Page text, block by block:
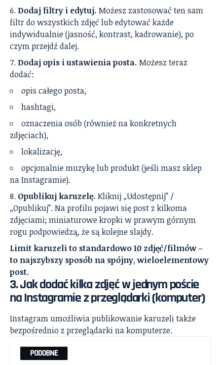
Dodaj filtry i edytuj. Możesz zastosować ten sam
filtr do wszystkich zdjęć lub edytować każde
indywidualnie (jasność, kontrast, kadrowanie), po
czym przejdź dalej.
Dodaj opis i ustawienia posta. Możesz teraz
dodać:
opis całego posta,
hashtagi,
oznaczenia osób (również na konkretnych
zdjęciach),
lokalizację,
opcjonalnie muzykę lub produkt (jeśli masz sklep
na Instagramie).
Opublikuj karuzelę. Kliknij „Udostępnij” /
„Opublikuj”. Na profilu pojawi się post z kilkoma
zdjęciami; miniaturowe kropki w prawym górnym
rogu podpowiedzą, że są kolejne slajdy.
Limit karuzeli to standardowo 10 zdjęć/filmów –
to najszybszy sposób na spójny, wieloelementowy
post.
3. Jak dodać kilka zdjęć w jednym poście
na Instagramie z przeglądarki (komputer)
Instagram umożliwia publikowanie karuzeli także
bezpośrednio z przeglądarki na komputerze.
PODOBNE